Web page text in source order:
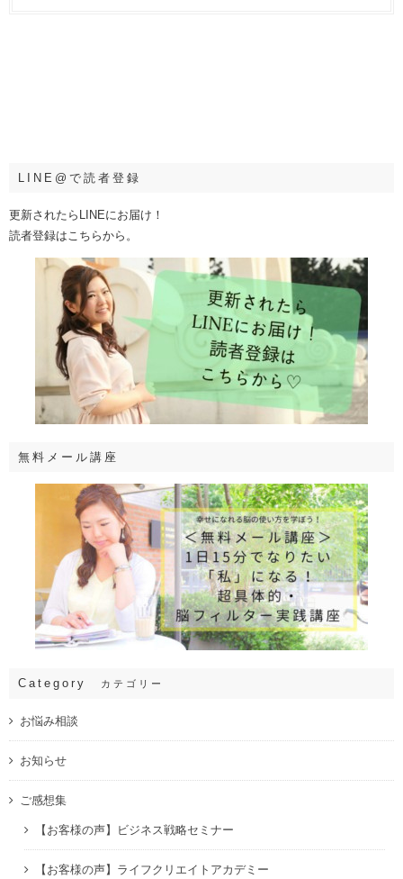
LINE@で読者登録
更新されたらLINEにお届け！
読者登録はこちらから。
無料メール講座
Category カテゴリー
お悩み相談
お知らせ
ご感想集
【お客様の声】ビジネス戦略セミナー
【お客様の声】ライフクリエイトアカデミー